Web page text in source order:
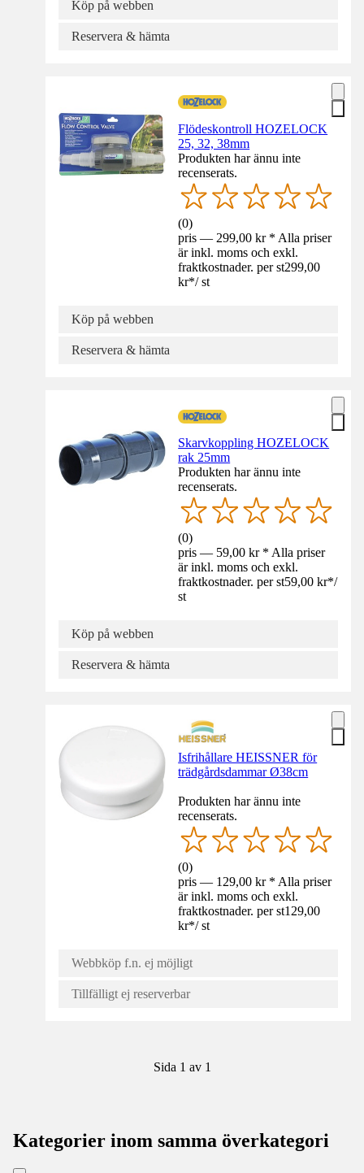
Köp på webben
Reservera & hämta
Flödeskontroll HOZELOCK
25, 32, 38mm
Produkten har ännu inte
recenserats.
(0)
pris — 299,00 kr * Alla priser
är inkl. moms och exkl.
fraktkostnader. per st299,00
kr*/ st
Köp på webben
Reservera & hämta
Skarvkoppling HOZELOCK
rak 25mm
Produkten har ännu inte
recenserats.
(0)
pris — 59,00 kr * Alla priser
är inkl. moms och exkl.
fraktkostnader. per st59,00 kr*/
st
Köp på webben
Reservera & hämta
Isfrihållare HEISSNER för
trädgårdsdammar Ø38cm
Produkten har ännu inte
recenserats.
(0)
pris — 129,00 kr * Alla priser
är inkl. moms och exkl.
fraktkostnader. per st129,00
kr*/ st
Webbköp f.n. ej möjligt
Tillfälligt ej reserverbar
Sida 1 av 1
Kategorier inom samma överkategori